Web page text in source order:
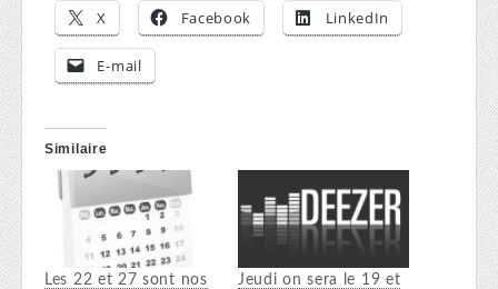
X Facebook LinkedIn
E-mail
Similaire
Les 22 et 27 sont nos
Jeudi on sera le 19 et